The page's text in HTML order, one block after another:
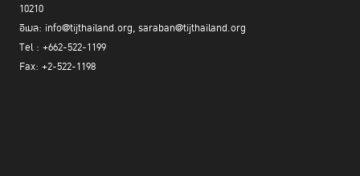
10210
อีเมล: info@tijthailand.org, saraban@tijthailand.org
Tel : +662-522-1199
Fax: +2-522-1198